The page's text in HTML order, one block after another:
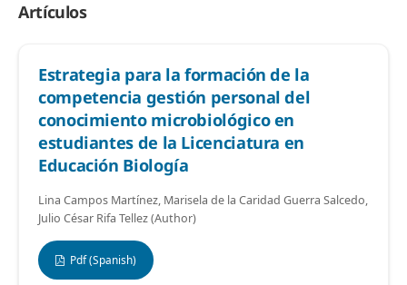
Artículos
Estrategia para la formación de la
competencia gestión personal del
conocimiento microbiológico en
estudiantes de la Licenciatura en
Educación Biología
Lina Campos Martínez, Marisela de la Caridad Guerra Salcedo,
Julio César Rifa Tellez (Author)
Pdf (Spanish)